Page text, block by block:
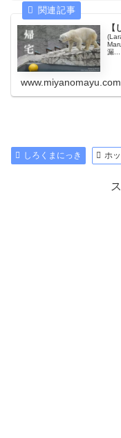
漏...
www.miyanomayu.com
しろくまにっき ホ